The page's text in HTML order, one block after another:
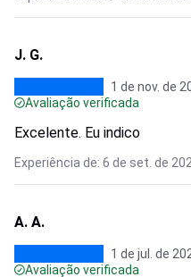
J. G.
1 de nov. de
Avaliação verificada
Excelente. Eu indico
Experiência de: 6 de set. de
A. A.
1 de jul. de
Avaliação verificada